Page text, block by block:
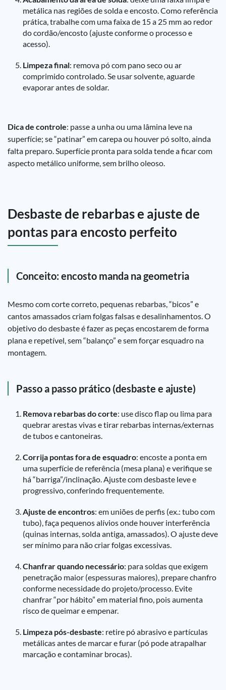
metálica nas regiões de solda e encosto. Como referência
prática, trabalhe com uma faixa de 15 a 25 mm ao redor
do cordão/encosto (ajuste conforme o processo e
acesso).
Limpeza final: remova pó com pano seco ou ar
comprimido controlado. Se usar solvente, aguarde
evaporar antes de soldar.
Dica de controle: passe a unha ou uma lâmina leve na
superfície; se “patinar” em carepa ou houver pó solto, ainda
falta preparo. Superfície pronta para solda tende a ficar com
aspecto metálico uniforme, sem brilho oleoso.
Desbaste de rebarbas e ajuste de
pontas para encosto perfeito
Conceito: encosto manda na geometria
Mesmo com corte correto, pequenas rebarbas, “bicos” e
cantos amassados criam folgas falsas e desalinhamentos. O
objetivo do desbaste é fazer as peças encostarem de forma
plana e repetível, sem “balanço” e sem forçar esquadro na
montagem.
Passo a passo prático (desbaste e ajuste)
Remova rebarbas do corte: use disco flap ou lima para
quebrar arestas vivas e tirar rebarbas internas/externas
de tubos e cantoneiras.
Corrija pontas fora de esquadro: encoste a ponta em
uma superfície de referência (mesa plana) e verifique se
há “barriga”/inclinação. Ajuste com desbaste leve e
progressivo, conferindo frequentemente.
Ajuste de encontros: em uniões de perfis (ex.: tubo com
tubo), faça pequenos alívios onde houver interferência
(quinas internas, solda antiga, amassados). O ajuste deve
ser mínimo para não criar folgas excessivas.
Chanfrar quando necessário: para soldas que exigem
penetração maior (espessuras maiores), prepare chanfro
conforme necessidade do projeto/processo. Evite
chanfrar “por hábito” em material fino, pois aumenta
risco de queimar e empenar.
Limpeza pós-desbaste: retire pó abrasivo e partículas
metálicas antes de marcar e furar (pó pode atrapalhar
marcação e contaminar brocas).